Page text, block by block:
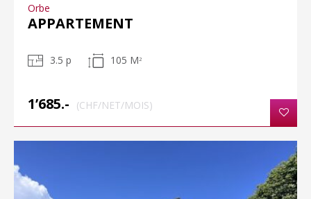
Orbe
APPARTEMENT
3.5 p 105 M 2
1’685.- (CHF/NET/MOIS)